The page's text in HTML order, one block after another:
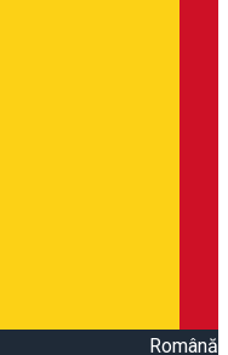
Română